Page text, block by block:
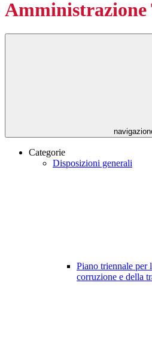
Amministrazione
Categorie
Disposizioni generali
Piano triennale per
corruzione e della